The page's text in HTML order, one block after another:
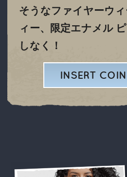
そうなファイヤーウ
ィー、限定エナメル
しなく！
INSERT